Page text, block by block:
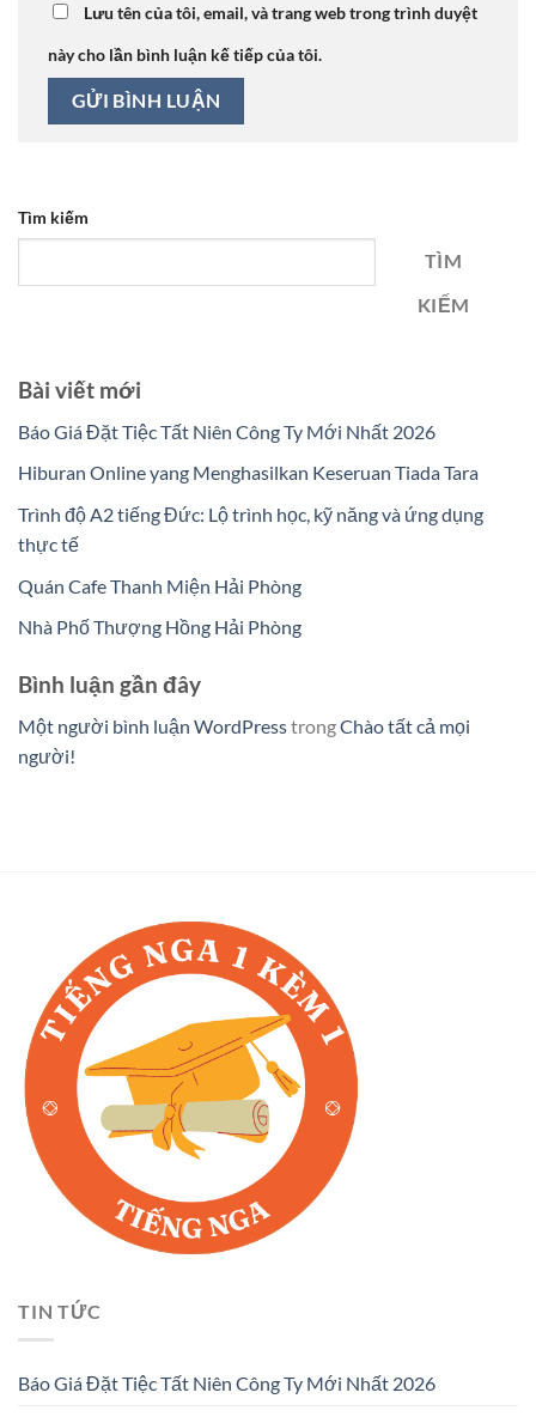
Lưu tên của tôi, email, và trang web trong trình duyệt
này cho lần bình luận kế tiếp của tôi.
Tìm kiếm
TÌM
KIẾM
Bài viết mới
Báo Giá Đặt Tiệc Tất Niên Công Ty Mới Nhất 2026
Hiburan Online yang Menghasilkan Keseruan Tiada Tara
Trình độ A2 tiếng Đức: Lộ trình học, kỹ năng và ứng dụng
thực tế
Quán Cafe Thanh Miện Hải Phòng
Nhà Phố Thượng Hồng Hải Phòng
Bình luận gần đây
Một người bình luận WordPresstrongChào tất cả mọi
người!
TIN TỨC
Báo Giá Đặt Tiệc Tất Niên Công Ty Mới Nhất 2026